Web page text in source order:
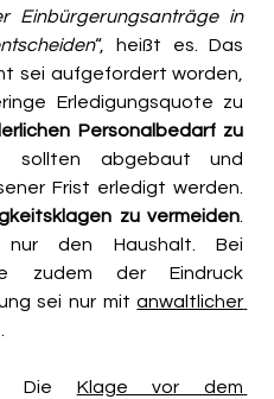
Einbürgerungsanträge in
“, heißt es. Das
sei aufgefordert worden,
Erledigungsquote zu
Personalbedarf zu
sollten abgebaut und
Frist erledigt werden.
zu vermeiden
den Haushalt. Bei
zudem der Eindruck
sei nur mit anwaltlicher
Die Klage vor dem